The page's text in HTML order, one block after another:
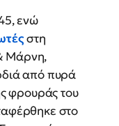
ενώ
στη
Μάρνη,
από πυρά
φρουράς του
στο